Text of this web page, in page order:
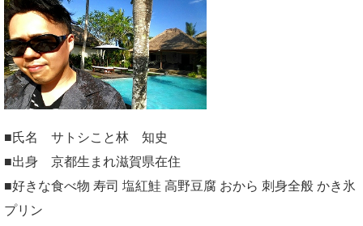
■氏名 サトシこと林 知史
■出身 京都生まれ滋賀県在住
■好きな食べ物 寿司 塩紅鮭 高野豆腐 おから 刺身全般 かき氷
プリン